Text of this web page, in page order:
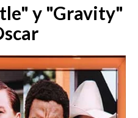
7:00 PMy "Gravity"